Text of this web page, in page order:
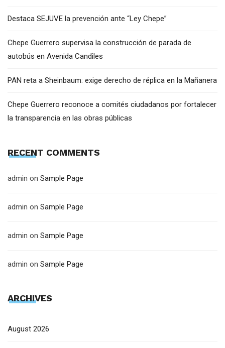
Destaca SEJUVE la prevención ante “Ley Chepe”
Chepe Guerrero supervisa la construcción de parada de
autobús en Avenida Candiles
PAN reta a Sheinbaum: exige derecho de réplica en la Mañanera
Chepe Guerrero reconoce a comités ciudadanos por fortalecer
la transparencia en las obras públicas
RECENT COMMENTS
admin on Sample Page
admin on Sample Page
admin on Sample Page
admin on Sample Page
ARCHIVES
August 2026